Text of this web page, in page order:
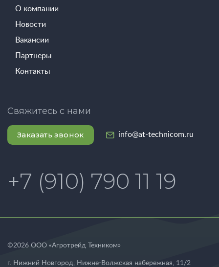
О компании
Новости
Вакансии
Партнеры
Контакты
Свяжитесь с нами
Заказать звонок info@at-technicom.ru
+7 (910) 790 11 19
©2026 ООО «Агротрейд Техником»
г. Нижний Новгород, Нижне-Волжская набережная, 11/2